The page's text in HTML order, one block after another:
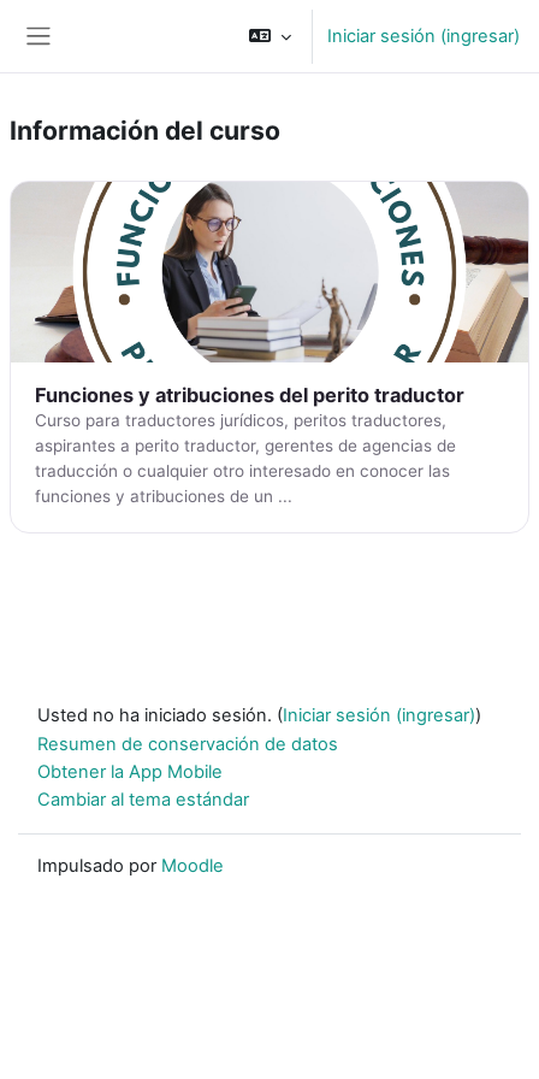
Iniciar sesión (ingresar)
Información del curso
Funciones y atribuciones del perito traductor
Curso para traductores jurídicos, peritos traductores,
aspirantes a perito traductor, gerentes de agencias de
traducción o cualquier otro interesado en conocer las
funciones y atribuciones de un ...
Usted no ha iniciado sesión. (Iniciar sesión (ingresar))
Resumen de conservación de datos
Obtener la App Mobile
Cambiar al tema estándar
Impulsado por Moodle